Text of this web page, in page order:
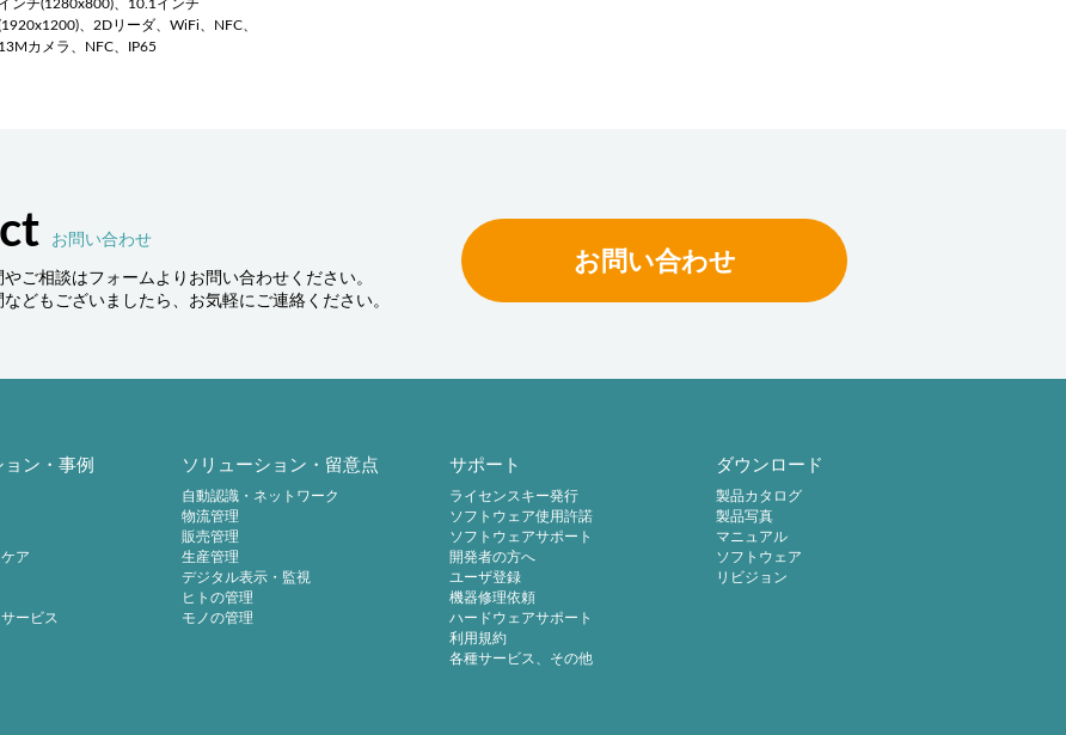
インチ(1280x800)、10.1インチ
、2Dリーダ、WiFi、NFC、
13Mカメラ、NFC、IP65
お問い合わせ
ご相談はフォームよりお問い合わせください。
どもございましたら、お気軽にご連絡ください。
お問い合わせ
ン・事例
ア
ービス
ソリューション・留意点
自動認識・ネットワーク
物流管理
販売管理
生産管理
デジタル表示・監視
ヒトの管理
モノの管理
サポート
ライセンスキー発行
ソフトウェア使用許諾
ソフトウェアサポート
開発者の方へ
ユーザ登録
機器修理依頼
ハードウェアサポート
利用規約
各種サービス、その他
ダウンロード
製品カタログ
製品写真
マニュアル
ソフトウェア
リビジョン